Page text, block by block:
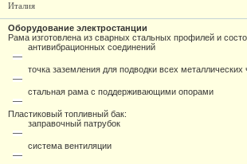
Италия
Оборудование электростанции
Рама изготовлена из сварных стальных профилей и
антивибрационных соединений
точка заземления для подводки всех
стальная рама с поддерживающими опорами
Пластиковый топливный бак:
заправочный патрубок
система вентиляции